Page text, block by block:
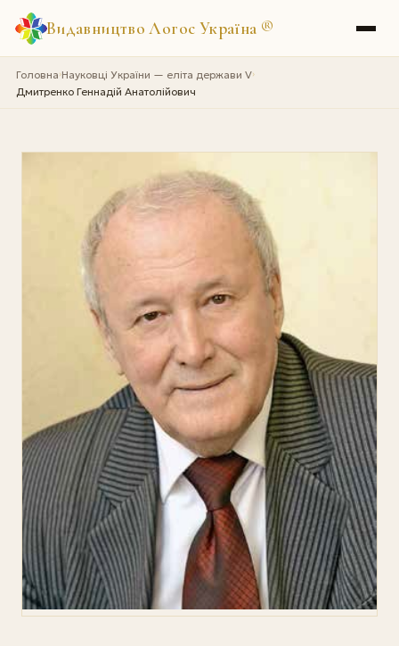
Видавництво Логос Україна ®
Головна›Науковці України — еліта держави V›
Дмитренко Геннадій Анатолійович